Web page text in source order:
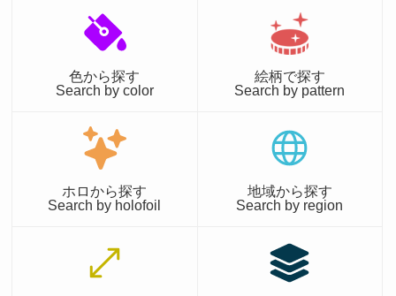
色から探す
Search by color
絵柄で探す
Search by pattern
ホロから探す
Search by holofoil
地域から探す
Search by region